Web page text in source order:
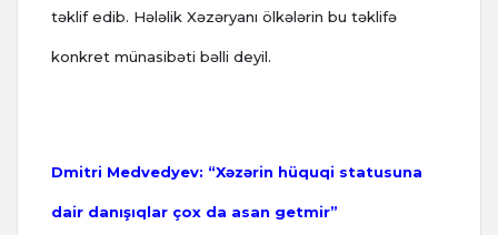
təklif edib. Hələlik Xəzəryanı ölkələrin bu təklifə
konkret münasibəti bəlli deyil.
Dmitri Medvedyev: “Xəzərin hüquqi statusuna
dair danışıqlar çox da asan getmir”